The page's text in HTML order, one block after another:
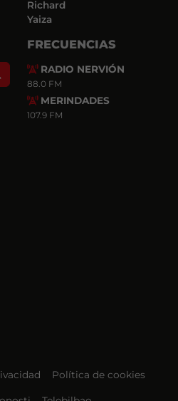
Richard
Yaiza
Search
FRECUENCIAS
RADIO NERVIÓN
88.0 FM
MERINDADES
107.9 FM
Política de cookies